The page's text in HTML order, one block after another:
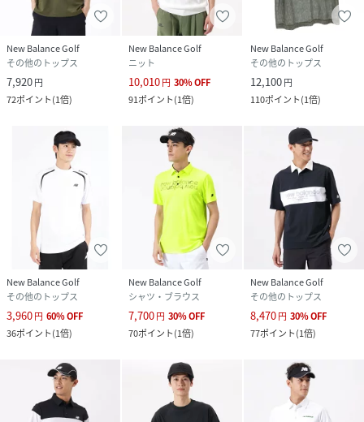
New Balance Golf
その他のトップス
7,920円
72ポイント(1倍)
New Balance Golf
ニット
10,010円 30%OFF
91ポイント(1倍)
New Balance Golf
その他のトップス
12,100円
110ポイント(1倍)
New Balance Golf
その他のトップス
3,960円 60%OFF
36ポイント(1倍)
New Balance Golf
シャツ・ブラウス
7,700円 30%OFF
70ポイント(1倍)
New Balance Golf
その他のトップス
8,470円 30%OFF
77ポイント(1倍)